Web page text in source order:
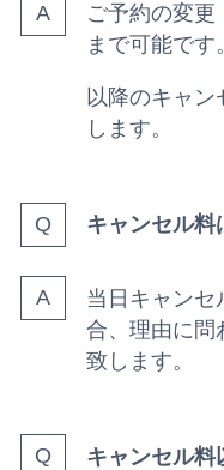
ご予約の変更
まで可能です。
以降のキャン
します。
キャンセル料
当日キャンセ
合、理由に問
致します。
キャンセル料